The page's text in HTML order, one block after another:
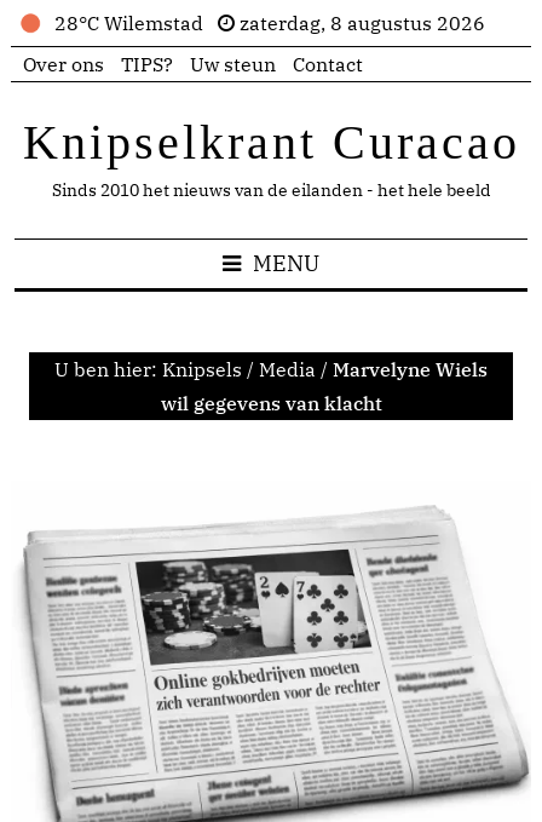
28°C Wilemstad
zaterdag, 8 augustus 2026
Over ons
TIPS? Uw steun Contact
Knipselkrant Curacao
Sinds 2010 het nieuws van de eilanden - het hele beeld
MENU
U ben hier: Knipsels / Media / Marvelyne Wiels
wil gegevens van klacht